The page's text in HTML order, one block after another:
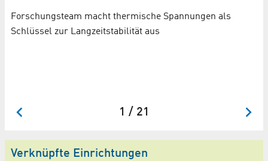
Forschungsteam macht thermische Spannungen als
Schlüssel zur Langzeitstabilität aus
1 / 21
Verknüpfte Einrichtungen